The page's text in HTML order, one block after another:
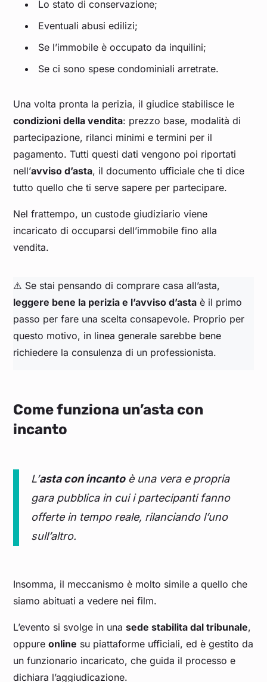
Lo stato di conservazione;
Eventuali abusi edilizi;
Se l’immobile è occupato da inquilini;
Se ci sono spese condominiali arretrate.
Una volta pronta la perizia, il giudice stabilisce le
condizioni della vendita: prezzo base, modalità di
partecipazione, rilanci minimi e termini per il
pagamento. Tutti questi dati vengono poi riportati
nell’avviso d’asta, il documento ufficiale che ti dice
tutto quello che ti serve sapere per partecipare.
Nel frattempo, un custode giudiziario viene
incaricato di occuparsi dell’immobile fino alla
vendita.
⚠️ Se stai pensando di comprare casa all’asta,
leggere bene la perizia e l’avviso d’asta è il primo
passo per fare una scelta consapevole. Proprio per
questo motivo, in linea generale sarebbe bene
richiedere la consulenza di un professionista.
Come funziona un’asta con
incanto
L’asta con incantoè una vera e propria
gara pubblica in cui i partecipanti fanno
offerte in tempo reale, rilanciando l’uno
sull’altro.
Insomma, il meccanismo è molto simile a quello che
siamo abituati a vedere nei film.
L’evento si svolge in unasede stabilita dal tribunale,
oppureonline su piattaforme ufficiali, ed è gestito da
un funzionario incaricato, che guida il processo e
dichiara l’aggiudicazione.